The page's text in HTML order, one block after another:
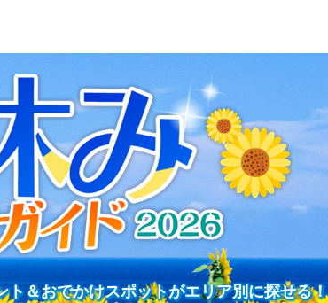
＆おでかけスポットがエリア別に探せる！